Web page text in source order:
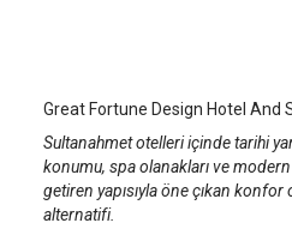
Great Fortune Design Hotel And
Sultanahmet otelleri içinde tarihi
konumu, spa olanakları ve
getiren yapısıyla öne çıkan konfor
alternatifi.